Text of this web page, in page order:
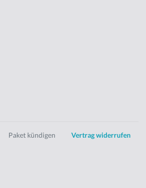
Paket kündigen Vertrag widerrufen